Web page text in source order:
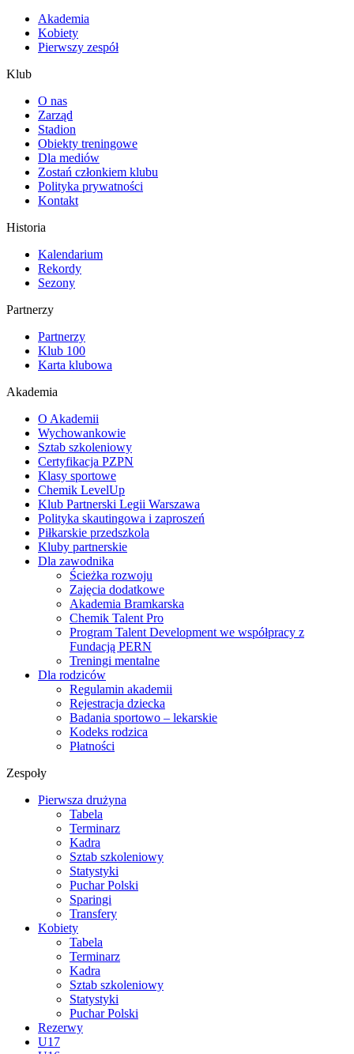
Akademia
Kobiety
Pierwszy zespół
Klub
O nas
Zarząd
Stadion
Obiekty treningowe
Dla mediów
Zostań członkiem klubu
Polityka prywatności
Kontakt
Historia
Kalendarium
Rekordy
Sezony
Partnerzy
Partnerzy
Klub 100
Karta klubowa
Akademia
O Akademii
Wychowankowie
Sztab szkoleniowy
Certyfikacja PZPN
Klasy sportowe
Chemik LevelUp
Klub Partnerski Legii Warszawa
Polityka skautingowa i zaproszeń
Piłkarskie przedszkola
Kluby partnerskie
Dla zawodnika
Ścieżka rozwoju
Zajęcia dodatkowe
Akademia Bramkarska
Chemik Talent Pro
Program Talent Development we współpracy z
Fundacją PERN
Treningi mentalne
Dla rodziców
Regulamin akademii
Rejestracja dziecka
Badania sportowo – lekarskie
Kodeks rodzica
Płatności
Zespoły
Pierwsza drużyna
Tabela
Terminarz
Kadra
Sztab szkoleniowy
Statystyki
Puchar Polski
Sparingi
Transfery
Kobiety
Tabela
Terminarz
Kadra
Sztab szkoleniowy
Statystyki
Puchar Polski
Rezerwy
U17